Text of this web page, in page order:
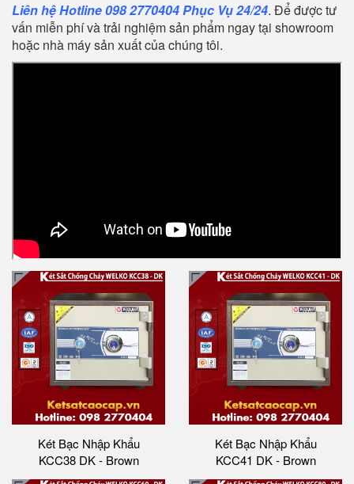
Liên hệ Hotline 098 2770404 Phục Vụ 24/24. Để được tư
vấn miễn phí và trải nghiệm sản phẩm ngay tại showroom
hoặc nhà máy sản xuất của chúng tôi.
Két Bạc Nhập Khẩu
KCC38 DK - Brown
Két Bạc Nhập Khẩu
KCC41 DK - Brown